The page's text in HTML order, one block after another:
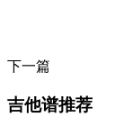
下一篇
吉他谱推荐